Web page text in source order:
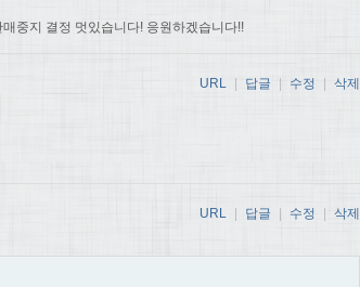
중지 결정 멋있습니다! 응원하겠습니다!!
URL 답글 수정 삭제
URL 답글 수정 삭제